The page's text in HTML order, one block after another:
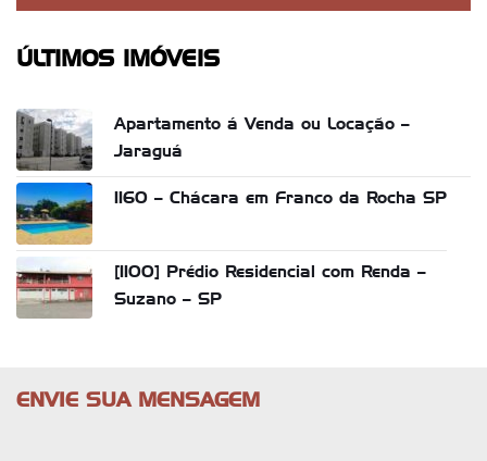
ÚLTIMOS IMÓVEIS
Apartamento á Venda ou Locação –
Jaraguá
1160 – Chácara em Franco da Rocha SP
[1100] Prédio Residencial com Renda –
Suzano – SP
ENVIE SUA MENSAGEM